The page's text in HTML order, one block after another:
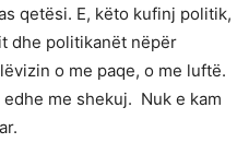
qetësi. E, këto kufinj politik,
dhe politikanët nëpër
o me paqe, o me luftë.
me shekuj. Nuk e kam